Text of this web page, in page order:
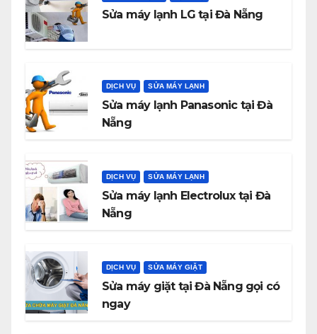
Sửa máy lạnh LG tại Đà Nẵng
DỊCH VỤ SỬA MÁY LẠNH
Sửa máy lạnh Panasonic tại Đà
Nẵng
DỊCH VỤ SỬA MÁY LẠNH
Sửa máy lạnh Electrolux tại Đà
Nẵng
DỊCH VỤ SỬA MÁY GIẶT
Sửa máy giặt tại Đà Nẵng gọi có
ngay